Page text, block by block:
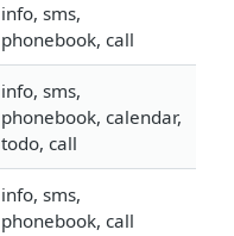
info, sms,
phonebook, call
info, sms,
phonebook, calendar,
todo, call
info, sms,
phonebook, call